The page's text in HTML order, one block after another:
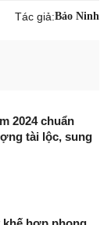
Tác giả:Bảo Ninh
2024 chuẩn
tài lộc, sung